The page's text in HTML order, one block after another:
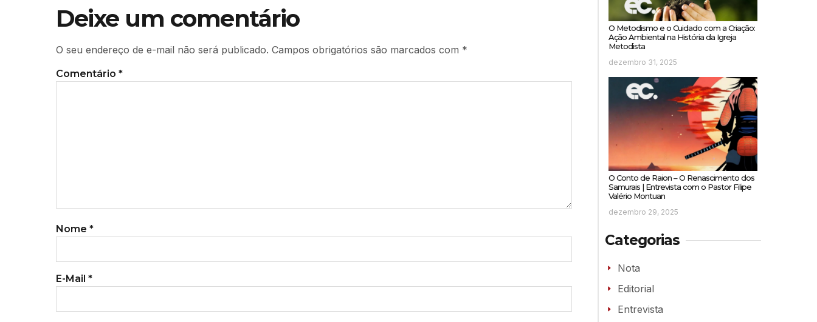
Deixe um comentário
O seu endereço de e-mail não será publicado. Campos obrigatórios são marcados com *
Comentário *
Nome *
E-Mail *
O Metodismo e o Cuidado com a Criação:
Ação Ambiental na História da Igreja
Metodista
dezembro 31, 2025
O Conto de Raion – O Renascimento dos
Samurais | Entrevista com o Pastor Filipe
Valério Montuan
dezembro 29, 2025
Categorias
Nota
Editorial
Entrevista